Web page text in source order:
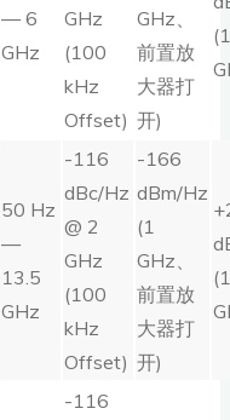
— 6
GHz
GHz
(100
kHz
Offset)
GHz、
前置放
大器打
开)
(1
50 Hz
—
13.5
GHz
-116
dBc/Hz
@ 2
GHz
(100
kHz
Offset)
-166
dBm/Hz
(1
GHz、
前置放
大器打
开)
(1
-116